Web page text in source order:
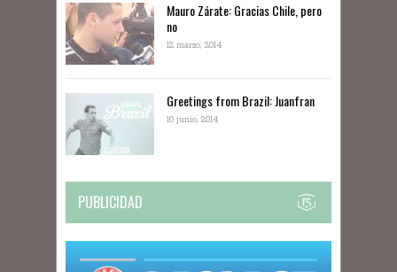
Mauro Zárate: Gracias Chile, pero
no
12 marzo, 2014
Greetings from Brazil: Juanfran
10 junio, 2014
PUBLICIDAD